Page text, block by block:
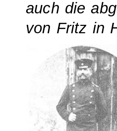
auch die
von Fritz in